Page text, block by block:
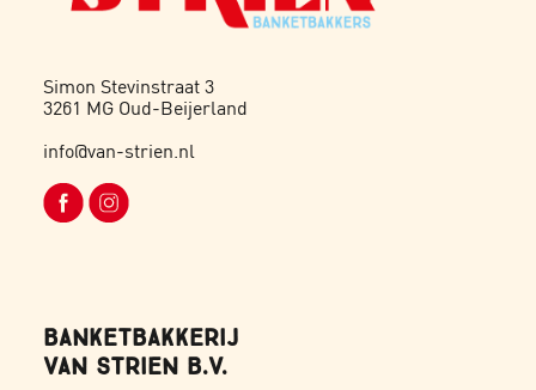
Simon Stevinstraat 3
3261 MG Oud-Beijerland
info@van-strien.nl
BANKETBAKKERIJ
VAN STRIEN B.V.